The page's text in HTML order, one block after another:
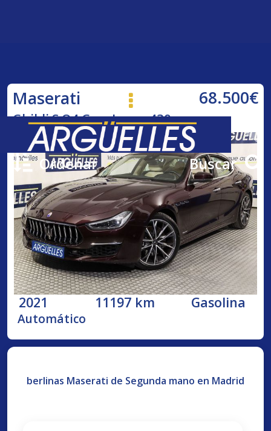
Ordenar Buscar
Maserati 68.500€
Ghibli S Q4 GranLusso 430cv
2021 11197 km Gasolina
Automático
berlinas Maserati de Segunda mano en Madrid